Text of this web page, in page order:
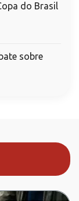
do Brasil
sobre